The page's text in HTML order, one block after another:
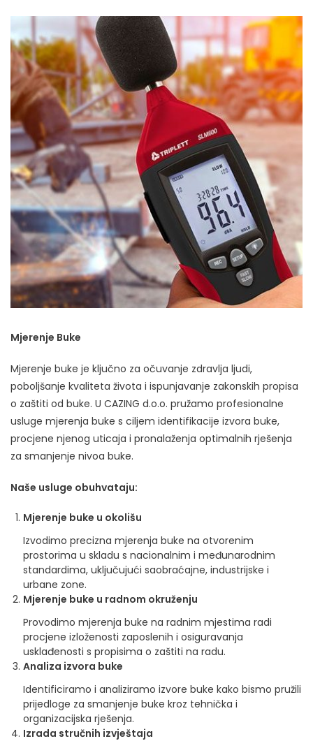
Mjerenje Buke
Mjerenje buke je ključno za očuvanje zdravlja ljudi,
poboljšanje kvaliteta života i ispunjavanje zakonskih propisa
o zaštiti od buke. U CAZING d.o.o. pružamo profesionalne
usluge mjerenja buke s ciljem identifikacije izvora buke,
procjene njenog uticaja i pronalaženja optimalnih rješenja
za smanjenje nivoa buke.
Naše usluge obuhvataju:
Mjerenje buke u okolišu
Izvodimo precizna mjerenja buke na otvorenim
prostorima u skladu s nacionalnim i međunarodnim
standardima, uključujući saobraćajne, industrijske i
urbane zone.
Mjerenje buke u radnom okruženju
Provodimo mjerenja buke na radnim mjestima radi
procjene izloženosti zaposlenih i osiguravanja
usklađenosti s propisima o zaštiti na radu.
Analiza izvora buke
Identificiramo i analiziramo izvore buke kako bismo pružili
prijedloge za smanjenje buke kroz tehnička i
organizacijska rješenja.
Izrada stručnih izvještaja